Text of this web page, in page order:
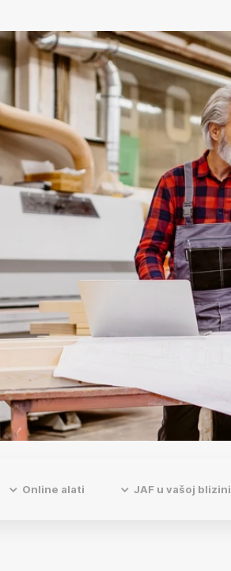
Online alati JAF u vašoj blizini